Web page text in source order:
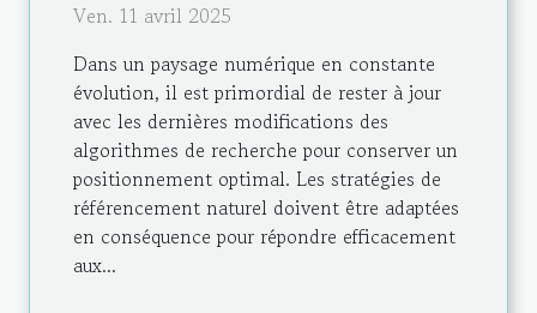
Ven. 11 avril 2025
Dans un paysage numérique en constante
évolution, il est primordial de rester à jour
avec les dernières modifications des
algorithmes de recherche pour conserver un
positionnement optimal. Les stratégies de
référencement naturel doivent être adaptées
en conséquence pour répondre efficacement
aux...